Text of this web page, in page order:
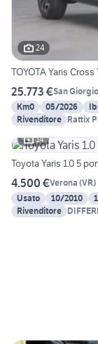
24
TOYOTA Yaris
25.773 €San
Km0
05/2026
Rivenditore Rattix
14
Toyota Yaris 1.0 5
4.500 €Verona (VR)
Usato
10/2010
Rivenditore